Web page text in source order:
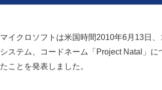
マイクロソフトは米国時間2010年6月13日
システム、コードネーム「Project Natal」
たことを発表しました。